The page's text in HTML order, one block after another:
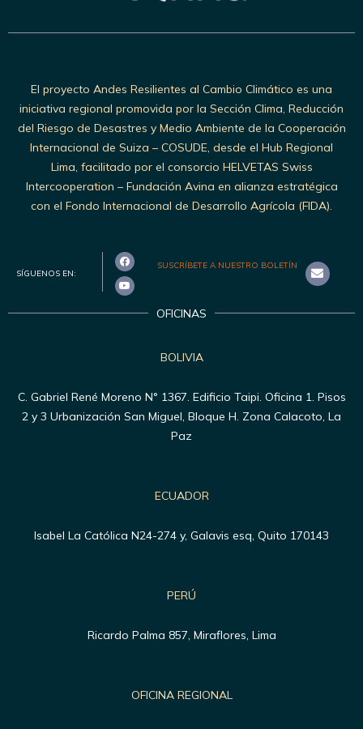
El proyecto Andes Resilientes al Cambio Climático es una
iniciativa regional promovida por la Sección Clima, Reducción
del Riesgo de Desastres y Medio Ambiente de la Cooperación
Internacional de Suiza – COSUDE, desde el Hub Regional
Lima, facilitado por el consorcio HELVETAS Swiss
Intercooperation – Fundación Avina en alianza estratégica
con el Fondo Internacional de Desarrollo Agrícola (FIDA).
SÍGUENOS EN:
SUSCRÍBETE A NUESTRO BOLETÍN
OFICINAS
BOLIVIA
C. Gabriel René Moreno N° 1367. Edificio Taipi. Oficina 1. Pisos
2 y 3 Urbanización San Miguel, Bloque H. Zona Calacoto, La
Paz
ECUADOR
Isabel La Católica N24-274 y, Galavis esq, Quito 170143
PERÚ
Ricardo Palma 857, Miraflores, Lima
OFICINA REGIONAL